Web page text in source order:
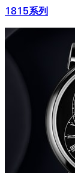
1815系列